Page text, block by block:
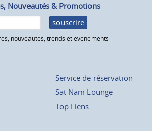
Nouveautés & Promotions
souscrire
nouveautés, trends et événements
Service de réservation
Sat Nam Lounge
Top Liens